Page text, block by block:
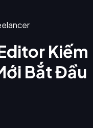
Kiếm
Bắt Đầu